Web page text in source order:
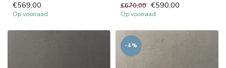
Wa...
€569,00
Op voorraad
diepte...
€670,00 €590,00
Op voorraad
-4%